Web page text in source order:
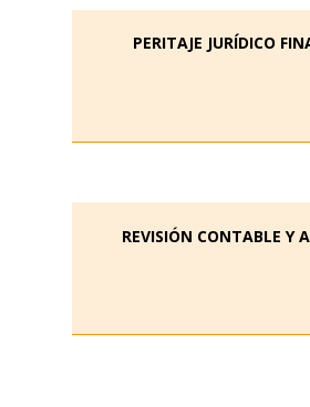
PERITAJE JURÍDICO
REVISIÓN CONTABLE Y